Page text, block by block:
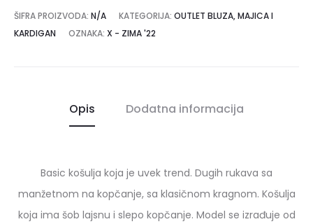
ŠIFRA PROIZVODA: N/A KATEGORIJA: OUTLET BLUZA, MAJICA I
KARDIGAN
OZNAKA: X - ZIMA '22
Opis Dodatna informacija
Basic košulja koja je uvek trend. Dugih rukava sa
manžetnom na kopčanje, sa klasičnom kragnom. Košulja
koja ima šob lajsnu i slepo kopčanje. Model se izrađuje od